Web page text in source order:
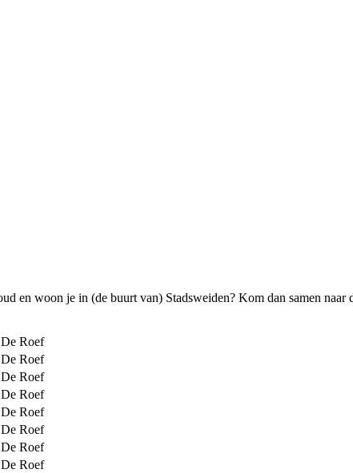
en woon je in (de buurt van) Stadsweiden? Kom dan samen
Roef
Roef
Roef
Roef
Roef
Roef
Roef
Roef